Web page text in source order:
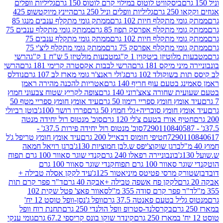
ביסקוויט לוטוס במילוי קרם לוטוס 150 גרם
גליליות וופלים
גרם
גליליות וופלים וניל 250 גרם
היינץ מיוקטשופ 425
מתקלף חיות 102 גרם
ממתק גומי מתקלף ענבים מנגו 85
מתקלף אפרסק תפוז 85 גרם
ממתק גומי מתקלף ענבים 75
מתקלף חיות 102 גרם
ממתק גומי מתקלף ענבים 75
מתקלף אפרסק 75 גרם
ממתק גומי מתקלף ליצ'י 75
ביטקוין 1 ק"ג
מטבעות מולטיזן 5 ש"ח 1 ק"ג
הרשי
מיקס 181 גרם
הרשי לבבות אקסטרה קרימי 181 גרם
הרשי
102 גרם
ג'ולי ראנצ'ר גומי מארז לב 107 גרם
נודלס
עוף חריף 140 גרם
אטריות להכנה מהירה ראמן
שחורה צאצ'רוני 140 גרם
צופה לקריץ שטוח צבעוני חמוץ
חומץ ספריי רימון 50 גרם
עיד אומץ חומץ ספריי מטף 50
חומץ סוכריה+גלי חמוץ 50 גרם
פררו רושר 100ג'
בוטן רביולי
אורז בטעם צ'לי 120 גרם
סוכ' מנטוס רול יחידה מנטה
סוכ' מנטוס רול יחידה פירות 37.5ג' -
חטיפי חומוס דבאייל 200 גרם
עיד אומץ חומץ טריפל ג'ל
ברגן שוקוצ'יפס ש.לבן חמוציות 130ג'
ברגן רויאל חמאה
בונבוניירה רפאלו 240 גרם
קנדי שוגר סאוור 100 גרם תפוח
100 גרם תפוח
קנדי שוגר סאוור 100 גרם
מרסי פטיטס מיניאטור 125ג'
עיד לקקן אסלה טבילה +
לקקן פח אשפה טבילה +אבקה 40 גרם
ד"ר פפר קרם תות
פפר קרם סודה 355 מ"ל
סאוור פאצ' פטל שקית 102
בטעם פאנטה 37.5 גרם
וופל ג'נסן-וופל טוסט 12 יח'
בקרסלנד-סטרופ וופל הולנדי 250 גרם
תחנת רוח וופל
קינדר שוקו בונס קריספי 67.2 גרם
גומי ענקי